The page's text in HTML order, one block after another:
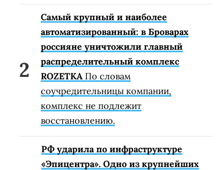
Самый крупный и наиболее
автоматизированный: в Броварах
россияне уничтожили главный
распределительный комплекс
ROZETKA По словам
соучредительницы компании,
комплекс не подлежит
восстановлению.
РФ ударила по инфраструктуре
«Эпицентра». Одно из крупнейших